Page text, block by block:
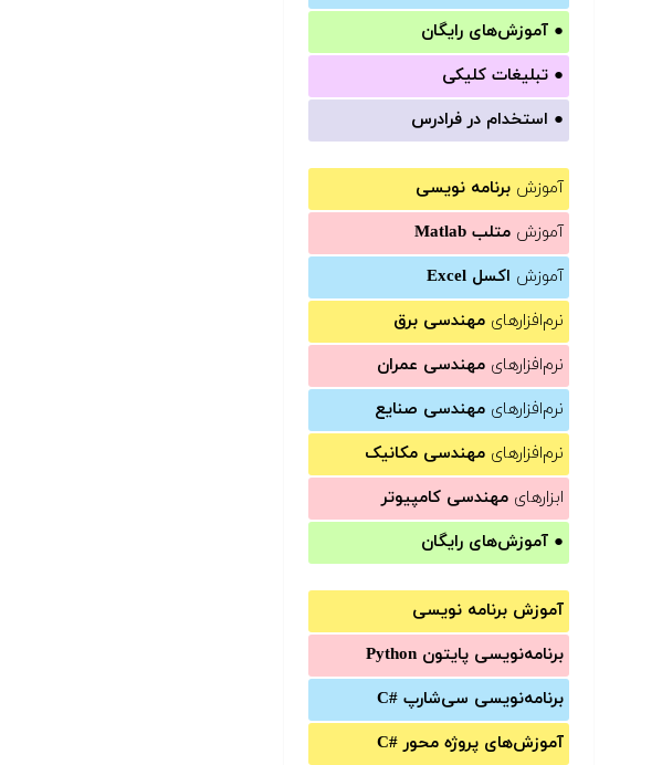
● آموزش‌های رایگان
● تبلیغات کلیکی
● استخدام در فرادرس
آموزش برنامه نویسی
آموزش متلب Matlab
آموزش اکسل Excel
نرم‌افزارهای مهندسی برق
نرم‌افزارهای مهندسی عمران
نرم‌افزارهای مهندسی صنایع
نرم‌افزارهای مهندسی مکانیک
ابزارهای مهندسی کامپیوتر
● آموزش‌های رایگان
آموزش برنامه نویسی
برنامه‌نویسی پایتون Python
برنامه‌‌نویسی سی‌شارپ C#‎
آموزش‌های پروژه محور #C